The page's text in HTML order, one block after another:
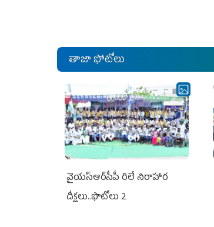
తాజా ఫోటోలు
వైయ‌స్ఆర్‌సీపీ రిలే నిరాహార
దీక్షలు..ఫొటోలు 2